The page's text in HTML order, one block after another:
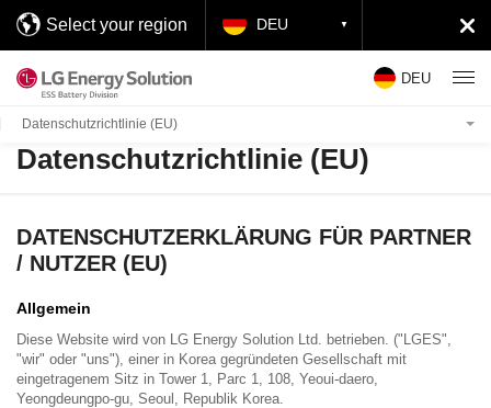
Select your region DEU
DEU
Datenschutzrichtlinie (EU)
Datenschutzrichtlinie (EU)
DATENSCHUTZERKLÄRUNG FÜR PARTNER
/ NUTZER (EU)
Allgemein
Diese Website wird von LG Energy Solution Ltd. betrieben. ("LGES",
"wir" oder "uns"), einer in Korea gegründeten Gesellschaft mit
eingetragenem Sitz in Tower 1, Parc 1, 108, Yeoui-daero,
Yeongdeungpo-gu, Seoul, Republik Korea.